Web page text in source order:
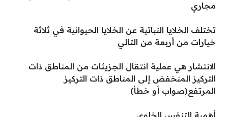
مجاري
تختلف الخلايا النباتية عن الخلايا الحيوانية في ثلاثة
خيارات من أربعة من التالي
الانتشار هي عملية انتقال الجزيئات من المناطق ذات
التركيز المنخفض إلى المناطق ذات التركيز
المرتفع(صواب أو خطأ)